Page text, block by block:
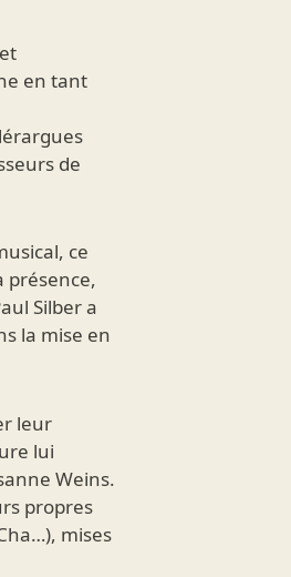
en tant
de
ce
présence,
Silber a
la mise en
leur
lui
Weins.
propres
mises